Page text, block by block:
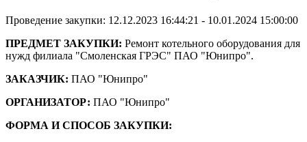
Проведение закупки: 12.12.2023 16:44:21 - 10.01.2024 15:00:00
ПРЕДМЕТ ЗАКУПКИ: Ремонт котельного оборудования для
нужд филиала "Смоленская ГРЭС" ПАО "Юнипро".
ЗАКАЗЧИК: ПАО "Юнипро"
ОРГАНИЗАТОР: ПАО "Юнипро"
ФОРМА И СПОСОБ ЗАКУПКИ: